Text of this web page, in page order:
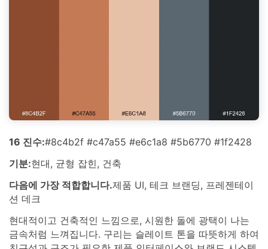
16 진수:#8c4b2f #c47a55 #e6c1a8 #5b6770 #1f2428
기분:현대, 균형 잡힌, 건축
다음에 가장 적합합니다.제품 UI, 테크 브랜딩, 프레젠테이
션 데크
현대적이고 건축적인 느낌으로, 시원한 돌에 광택이 나는
금속처럼 느껴집니다. 구리는 슬레이트 톤을 따뜻하게 하여